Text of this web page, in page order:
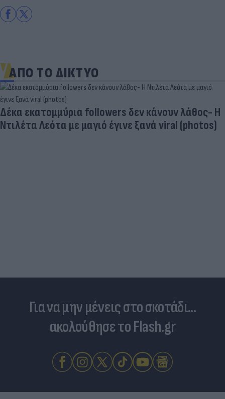
ΑΠΟ ΤΟ ΔΙΚΤΥΟ
Δέκα εκατομμύρια followers δεν κάνουν λάθος- Η
Ντιλέτα Λεότα με μαγιό έγινε ξανά viral (photos)
Για να μην μένεις στο σκοτάδι...
ακολούθησε το Flash.gr